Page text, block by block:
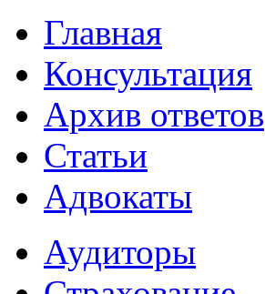
Главная
Консультация
Архив ответов
Статьи
Адвокаты
Аудиторы